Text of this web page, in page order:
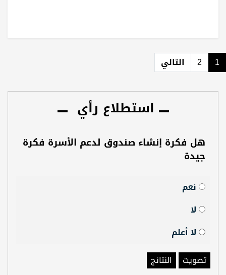
1
2 التالي
استطلاع رأي
هل فكرة إنشاء صندوق لدعم الأسرة فكرة
جيدة
نعم
لا
لا أعلم
تصويت
النتائج